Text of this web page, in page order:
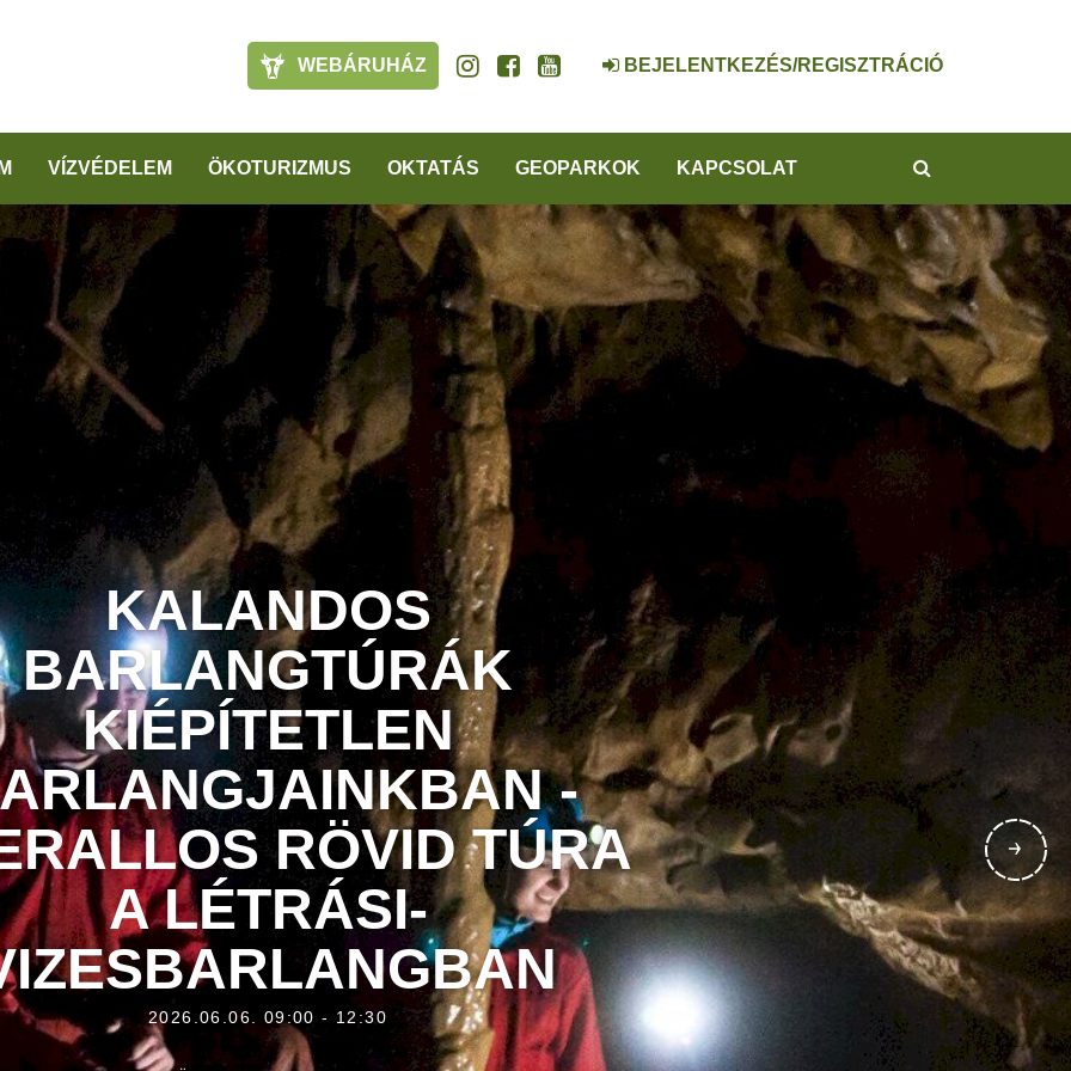
WEBÁRUHÁZ BEJELENTKEZÉS/REGISZTRÁCIÓ
VÍZVÉDELEM ÖKOTURIZMUS OKTATÁS GEOPARKOK KAPCSOLAT
KALANDOS
BARLANGTÚRÁK
KIÉPÍTETLEN
-
RÖVID TÚRA
A LÉTRÁSI-
2026.06.06. 09:00 - 12:30